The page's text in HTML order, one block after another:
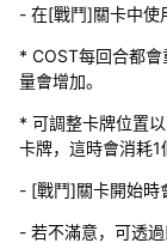
- 在[戰鬥]關卡中使
* COST每回合都
量會增加。
* 可調整卡牌位置
卡牌，這時會消耗1
- [戰鬥]關卡開始時
- 若不滿意，可透